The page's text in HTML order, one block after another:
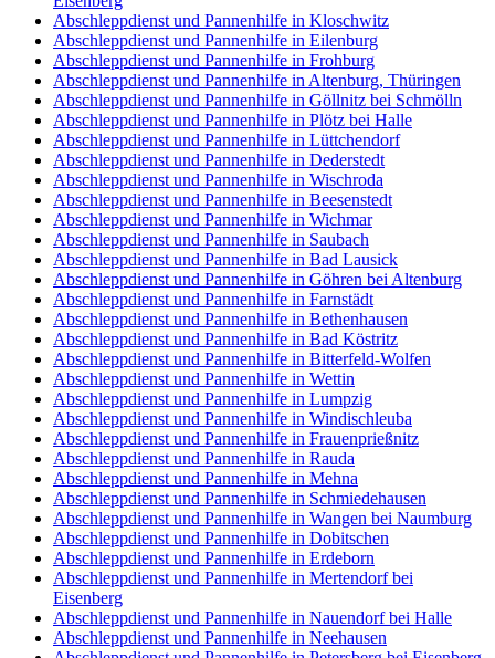
Abschleppdienst und Pannenhilfe in Kloschwitz
Abschleppdienst und Pannenhilfe in Eilenburg
Abschleppdienst und Pannenhilfe in Frohburg
Abschleppdienst und Pannenhilfe in Altenburg, Thüringen
Abschleppdienst und Pannenhilfe in Göllnitz bei Schmölln
Abschleppdienst und Pannenhilfe in Plötz bei Halle
Abschleppdienst und Pannenhilfe in Lüttchendorf
Abschleppdienst und Pannenhilfe in Dederstedt
Abschleppdienst und Pannenhilfe in Wischroda
Abschleppdienst und Pannenhilfe in Beesenstedt
Abschleppdienst und Pannenhilfe in Wichmar
Abschleppdienst und Pannenhilfe in Saubach
Abschleppdienst und Pannenhilfe in Bad Lausick
Abschleppdienst und Pannenhilfe in Göhren bei Altenburg
Abschleppdienst und Pannenhilfe in Farnstädt
Abschleppdienst und Pannenhilfe in Bethenhausen
Abschleppdienst und Pannenhilfe in Bad Köstritz
Abschleppdienst und Pannenhilfe in Bitterfeld-Wolfen
Abschleppdienst und Pannenhilfe in Wettin
Abschleppdienst und Pannenhilfe in Lumpzig
Abschleppdienst und Pannenhilfe in Windischleuba
Abschleppdienst und Pannenhilfe in Frauenprießnitz
Abschleppdienst und Pannenhilfe in Rauda
Abschleppdienst und Pannenhilfe in Mehna
Abschleppdienst und Pannenhilfe in Schmiedehausen
Abschleppdienst und Pannenhilfe in Wangen bei Naumburg
Abschleppdienst und Pannenhilfe in Dobitschen
Abschleppdienst und Pannenhilfe in Erdeborn
Abschleppdienst und Pannenhilfe in Mertendorf bei
Eisenberg
Abschleppdienst und Pannenhilfe in Nauendorf bei Halle
Abschleppdienst und Pannenhilfe in Neehausen